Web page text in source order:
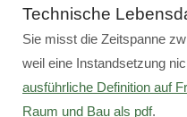
Technische
Sie misst die Zeitspanne
weil eine Instandsetzung
ausführliche Definition auf
Raum und Bau als pdf.